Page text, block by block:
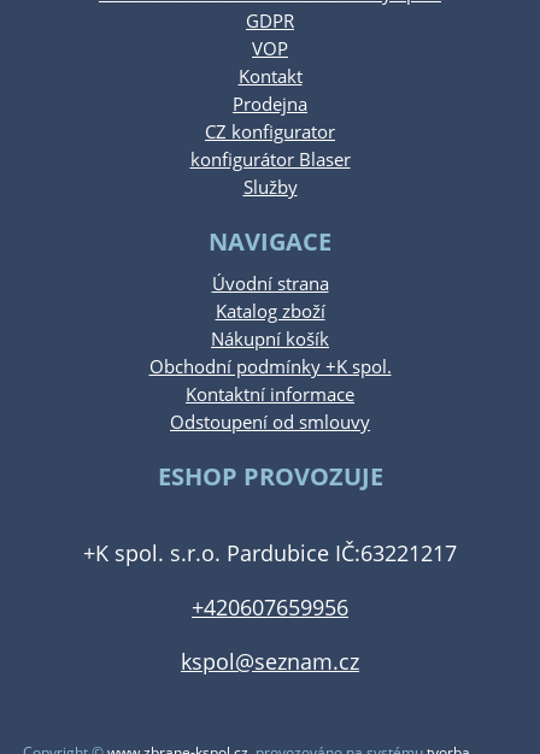
GDPR
VOP
Kontakt
Prodejna
CZ konfigurator
konfigurátor Blaser
Služby
NAVIGACE
Úvodní strana
Katalog zboží
Nákupní košík
Obchodní podmínky +K spol.
Kontaktní informace
Odstoupení od smlouvy
ESHOP PROVOZUJE
+K spol. s.r.o. Pardubice IČ:63221217
+420607659956
kspol@seznam.cz